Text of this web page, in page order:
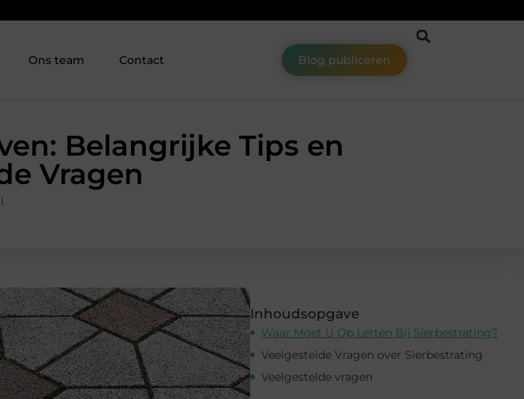
Ons team Contact Blog publiceren
Belangrijke Tips en
Vragen
Inhoudsopgave
Waar Moet U Op Letten Bij Sierbestrating?
Veelgestelde Vragen over Sierbestrating
Veelgestelde vragen